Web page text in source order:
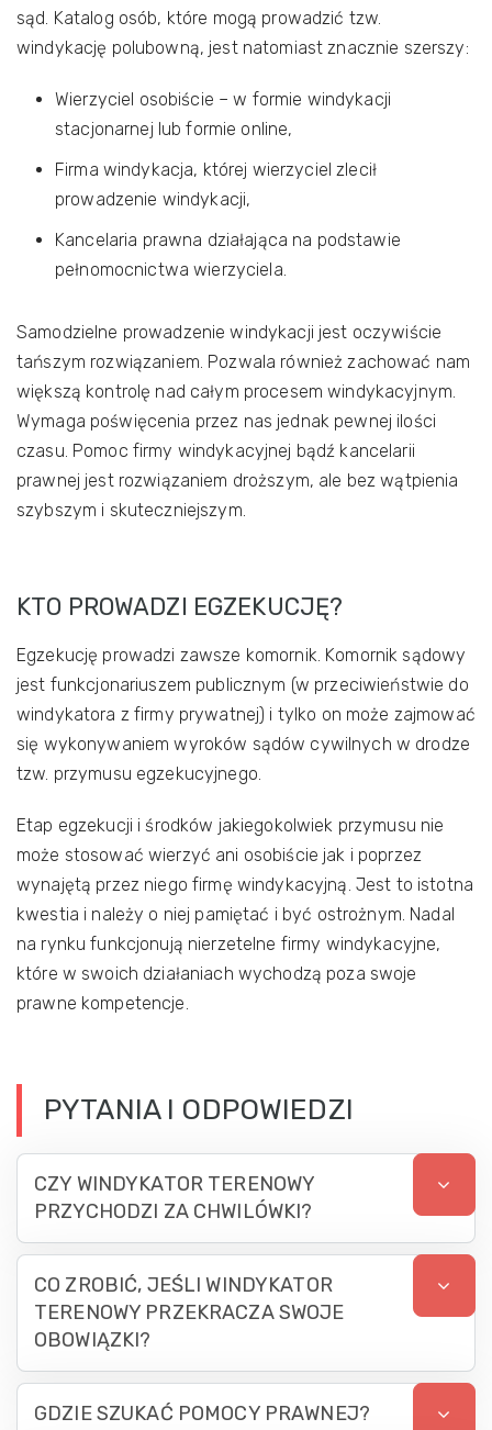
sąd. Katalog osób, które mogą prowadzić tzw.
windykację polubowną, jest natomiast znacznie szerszy:
Wierzyciel osobiście – w formie windykacji
stacjonarnej lub formie online,
Firma windykacja, której wierzyciel zlecił
prowadzenie windykacji,
Kancelaria prawna działająca na podstawie
pełnomocnictwa wierzyciela.
Samodzielne prowadzenie windykacji jest oczywiście
tańszym rozwiązaniem. Pozwala również zachować nam
większą kontrolę nad całym procesem windykacyjnym.
Wymaga poświęcenia przez nas jednak pewnej ilości
czasu. Pomoc firmy windykacyjnej bądź kancelarii
prawnej jest rozwiązaniem droższym, ale bez wątpienia
szybszym i skuteczniejszym.
KTO PROWADZI EGZEKUCJĘ?
Egzekucję prowadzi zawsze komornik. Komornik sądowy
jest funkcjonariuszem publicznym (w przeciwieństwie do
windykatora z firmy prywatnej) i tylko on może zajmować
się wykonywaniem wyroków sądów cywilnych w drodze
tzw. przymusu egzekucyjnego.
Etap egzekucji i środków jakiegokolwiek przymusu nie
może stosować wierzyć ani osobiście jak i poprzez
wynajętą przez niego firmę windykacyjną. Jest to istotna
kwestia i należy o niej pamiętać i być ostrożnym. Nadal
na rynku funkcjonują nierzetelne firmy windykacyjne,
które w swoich działaniach wychodzą poza swoje
prawne kompetencje.
PYTANIA I ODPOWIEDZI
CZY WINDYKATOR TERENOWY
PRZYCHODZI ZA CHWILÓWKI?
CO ZROBIĆ, JEŚLI WINDYKATOR
TERENOWY PRZEKRACZA SWOJE
OBOWIĄZKI?
GDZIE SZUKAĆ POMOCY PRAWNEJ?